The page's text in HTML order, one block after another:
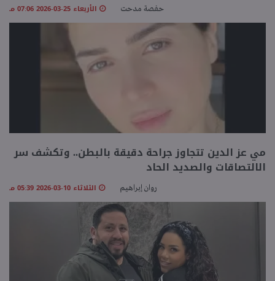
حفصة مدحت الأربعاء 25-03-2026 07:06 مـ
مي عز الدين تتجاوز جراحة دقيقة بالبطن.. وتكشف سر
الالتصاقات والصديد الحاد
روان إبراهيم الثلاثاء 10-03-2026 05:39 مـ